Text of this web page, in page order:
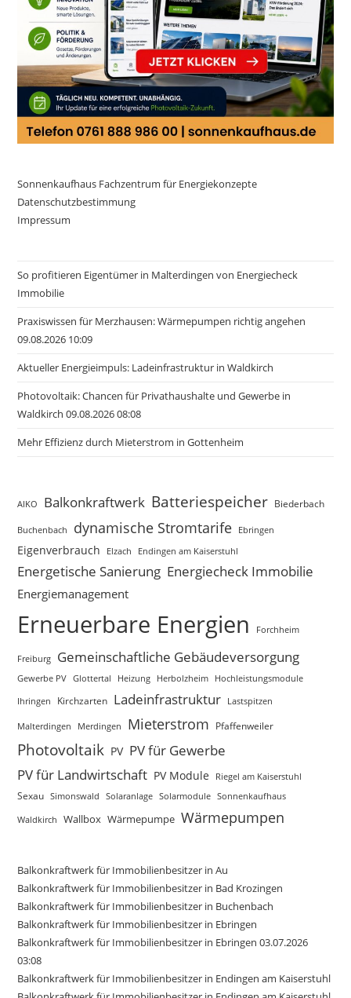
Sonnenkaufhaus Fachzentrum für Energiekonzepte
Datenschutzbestimmung
Impressum
So profitieren Eigentümer in Malterdingen von Energiecheck
Immobilie
Praxiswissen für Merzhausen: Wärmepumpen richtig angehen
09.08.2026 10:09
Aktueller Energieimpuls: Ladeinfrastruktur in Waldkirch
Photovoltaik: Chancen für Privathaushalte und Gewerbe in
Waldkirch 09.08.2026 08:08
Mehr Effizienz durch Mieterstrom in Gottenheim
AIKO Balkonkraftwerk Batteriespeicher Biederbach
Buchenbach dynamische Stromtarife Ebringen
Eigenverbrauch Elzach Endingen am Kaiserstuhl
Energetische Sanierung Energiecheck Immobilie
Energiemanagement
Erneuerbare Energien Forchheim
Freiburg Gemeinschaftliche Gebäudeversorgung
Gewerbe PV Glottertal Heizung Herbolzheim Hochleistungsmodule
Ihringen Kirchzarten Ladeinfrastruktur Lastspitzen
Malterdingen Merdingen Mieterstrom Pfaffenweiler
Photovoltaik PV PV für Gewerbe
PV für Landwirtschaft PV Module Riegel am Kaiserstuhl
Sexau Simonswald Solaranlage Solarmodule
Sonnenkaufhaus
Waldkirch
Wallbox Wärmepumpe Wärmepumpen
Balkonkraftwerk für Immobilienbesitzer in Au
Balkonkraftwerk für Immobilienbesitzer in Bad Krozingen
Balkonkraftwerk für Immobilienbesitzer in Buchenbach
Balkonkraftwerk für Immobilienbesitzer in Ebringen
Balkonkraftwerk für Immobilienbesitzer in Ebringen 03.07.2026
03:08
Balkonkraftwerk für Immobilienbesitzer in Endingen am Kaiserstuhl